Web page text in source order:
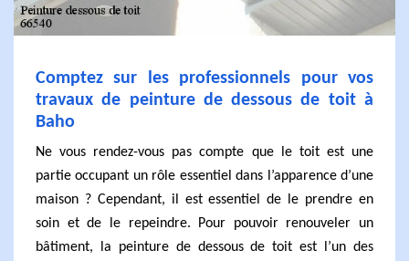
Comptez sur les professionnels pour vos
travaux de peinture de dessous de toit à
Baho
Ne vous rendez-vous pas compte que le toit est une
partie occupant un rôle essentiel dans l’apparence d’une
maison ? Cependant, il est essentiel de le prendre en
soin et de le repeindre. Pour pouvoir renouveler un
bâtiment, la peinture de dessous de toit est l’un des